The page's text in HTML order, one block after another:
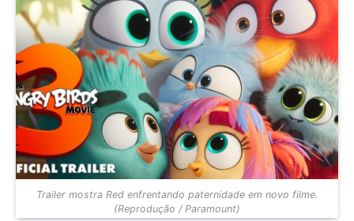
Trailer mostra Red enfrentando paternidade em novo filme.
(Reprodução / Paramount)